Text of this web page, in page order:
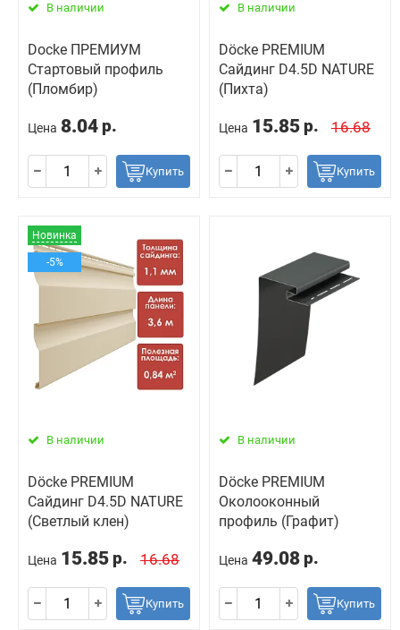
В наличии
Docke ПРЕМИУМ
Стартовый профиль
(Пломбир)
Цена 8.04 р.
Купить
В наличии
Döcke PREMIUM
Сайдинг D4.5D NATURE
(Пихта)
Цена 15.85 р. 16.68
Купить
Новинка
-5%
В наличии
Döcke PREMIUM
Сайдинг D4.5D NATURE
(Светлый клен)
Цена 15.85 р. 16.68
Купить
В наличии
Döcke PREMIUM
Околооконный
профиль (Графит)
Цена 49.08 р.
Купить